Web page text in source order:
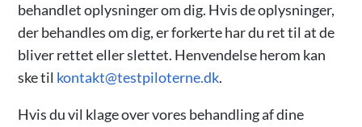
behandlet oplysninger om dig. Hvis de oplysninger,
der behandles om dig, er forkerte har du ret til at de
bliver rettet eller slettet. Henvendelse herom kan
ske til kontakt@testpiloterne.dk.
Hvis du vil klage over vores behandling af dine